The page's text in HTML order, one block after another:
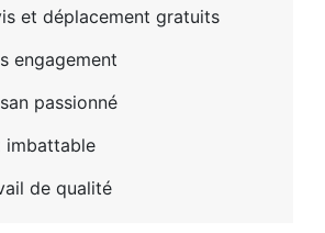
et déplacement gratuits
engagement
passionné
imbattable
de qualité